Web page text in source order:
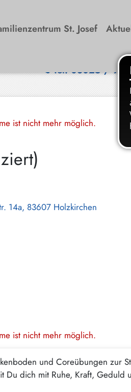
St. Josef
Tel. 08025 / 99
ist nicht mehr möglich.
14a, 83607 Holzkirchen
ist nicht mehr möglich.
und Coreübungen zur
dich mit Ruhe, Kraft, Geduld